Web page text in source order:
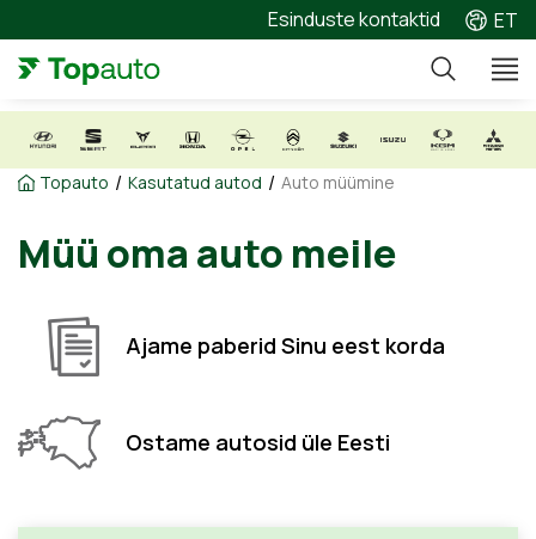
Esinduste kontaktid ET
Topauto / Kasutatud autod / Auto müümine
Müü oma auto meile
Ajame paberid Sinu eest korda
Ostame autosid üle Eesti